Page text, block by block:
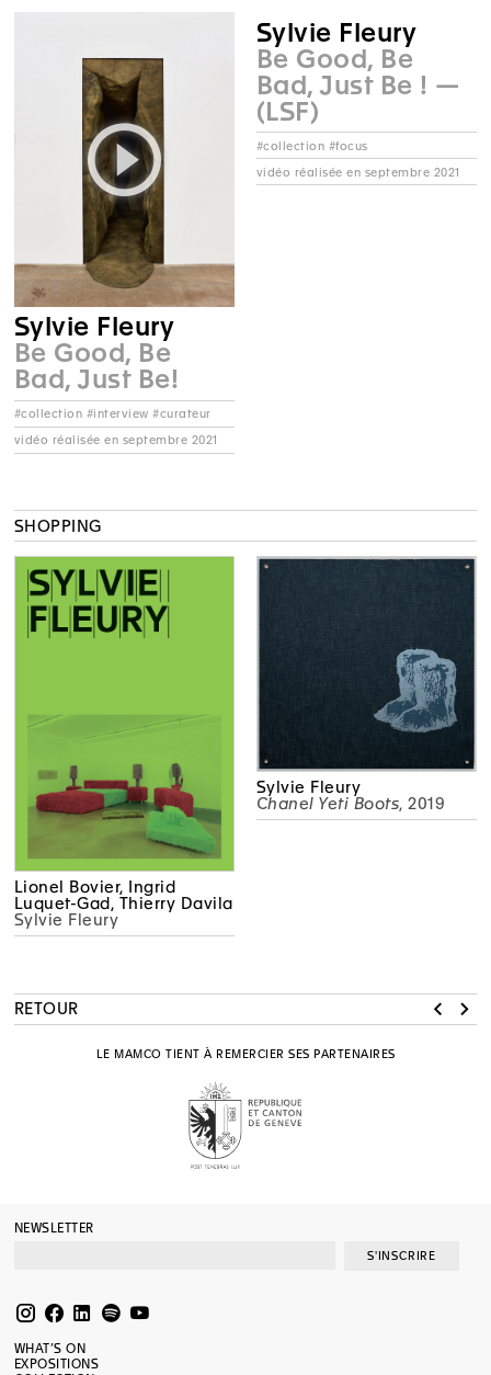
Sylvie Fleury
Be Good, Be
Bad, Just Be!
#collection #interview #curateur
vidéo réalisée en septembre 2021
Sylvie Fleury
Be Good, Be
Bad, Just Be ! —
(LSF)
#collection #focus
vidéo réalisée en septembre 2021
SHOPPING
Lionel Bovier, Ingrid
Luquet-Gad, Thierry Davila
Sylvie Fleury
Sylvie Fleury
Chanel Yeti Boots, 2019
RETOUR
LE MAMCO TIENT À REMERCIER SES PARTENAIRES
NEWSLETTER
S'INSCRIRE
WHAT’S ON
EXPOSITIONS